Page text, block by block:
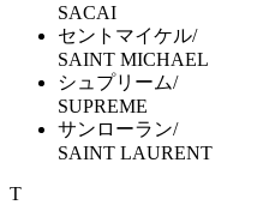
SACAI
セントマイケル/
SAINT MICHAEL
シュプリーム/
SUPREME
サンローラン/
SAINT LAURENT
T